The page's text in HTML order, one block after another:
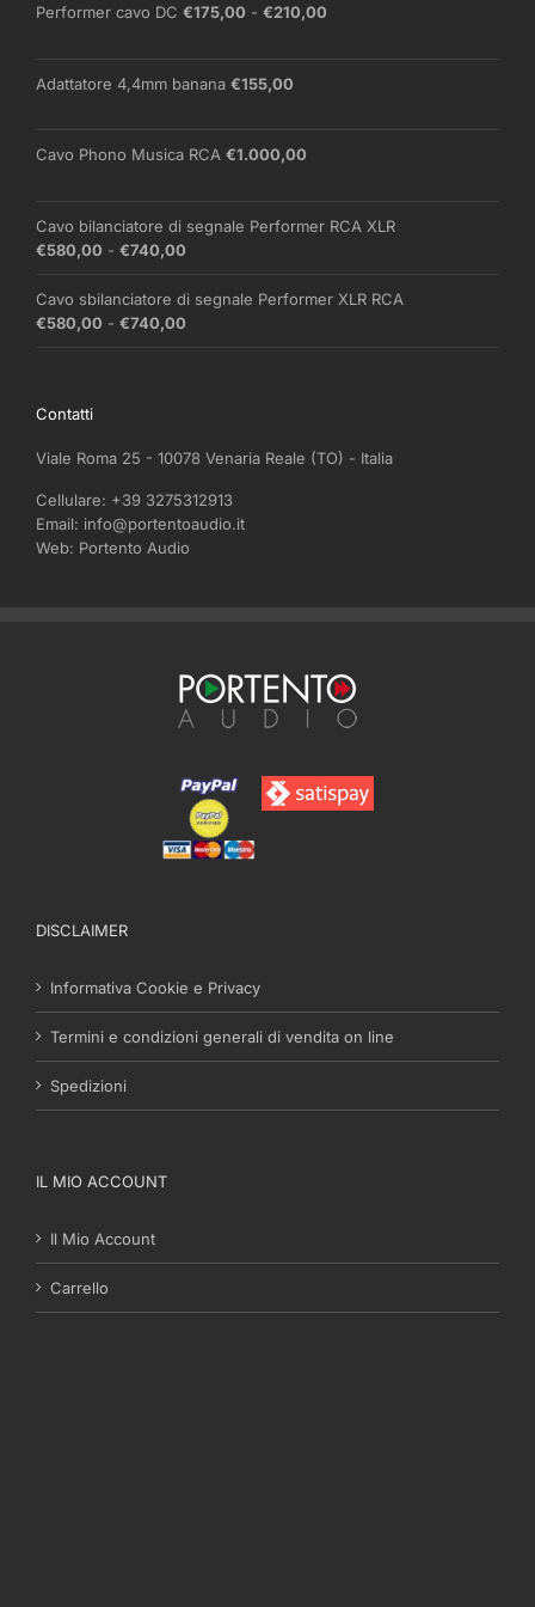
Performer cavo DC €175,00 - €210,00
Adattatore 4,4mm banana €155,00
Cavo Phono Musica RCA €1.000,00
Cavo bilanciatore di segnale Performer RCA XLR
€580,00 - €740,00
prezzo:
Cavo sbilanciatore di segnale Performer XLR RCA
€580,00 - €740,00
€740,00
Contatti
Viale Roma 25 - 10078 Venaria Reale (TO) - Italia
Cellulare: +39 3275312913
Email: info@portentoaudio.it
Web: Portento Audio
DISCLAIMER
Informativa Cookie e Privacy
Termini e condizioni generali di vendita on line
Spedizioni
IL MIO ACCOUNT
Il Mio Account
Carrello